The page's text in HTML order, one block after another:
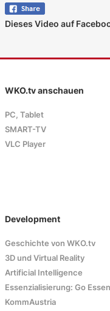
Dieses Video auf
WKO.tv anschauen
PC, Tablet
SMART-TV
VLC Player
Development
Geschichte von WKO.tv
3D und Virtual Reality
Artificial Intelligence
Essenzialisierung: Go
KommAustria